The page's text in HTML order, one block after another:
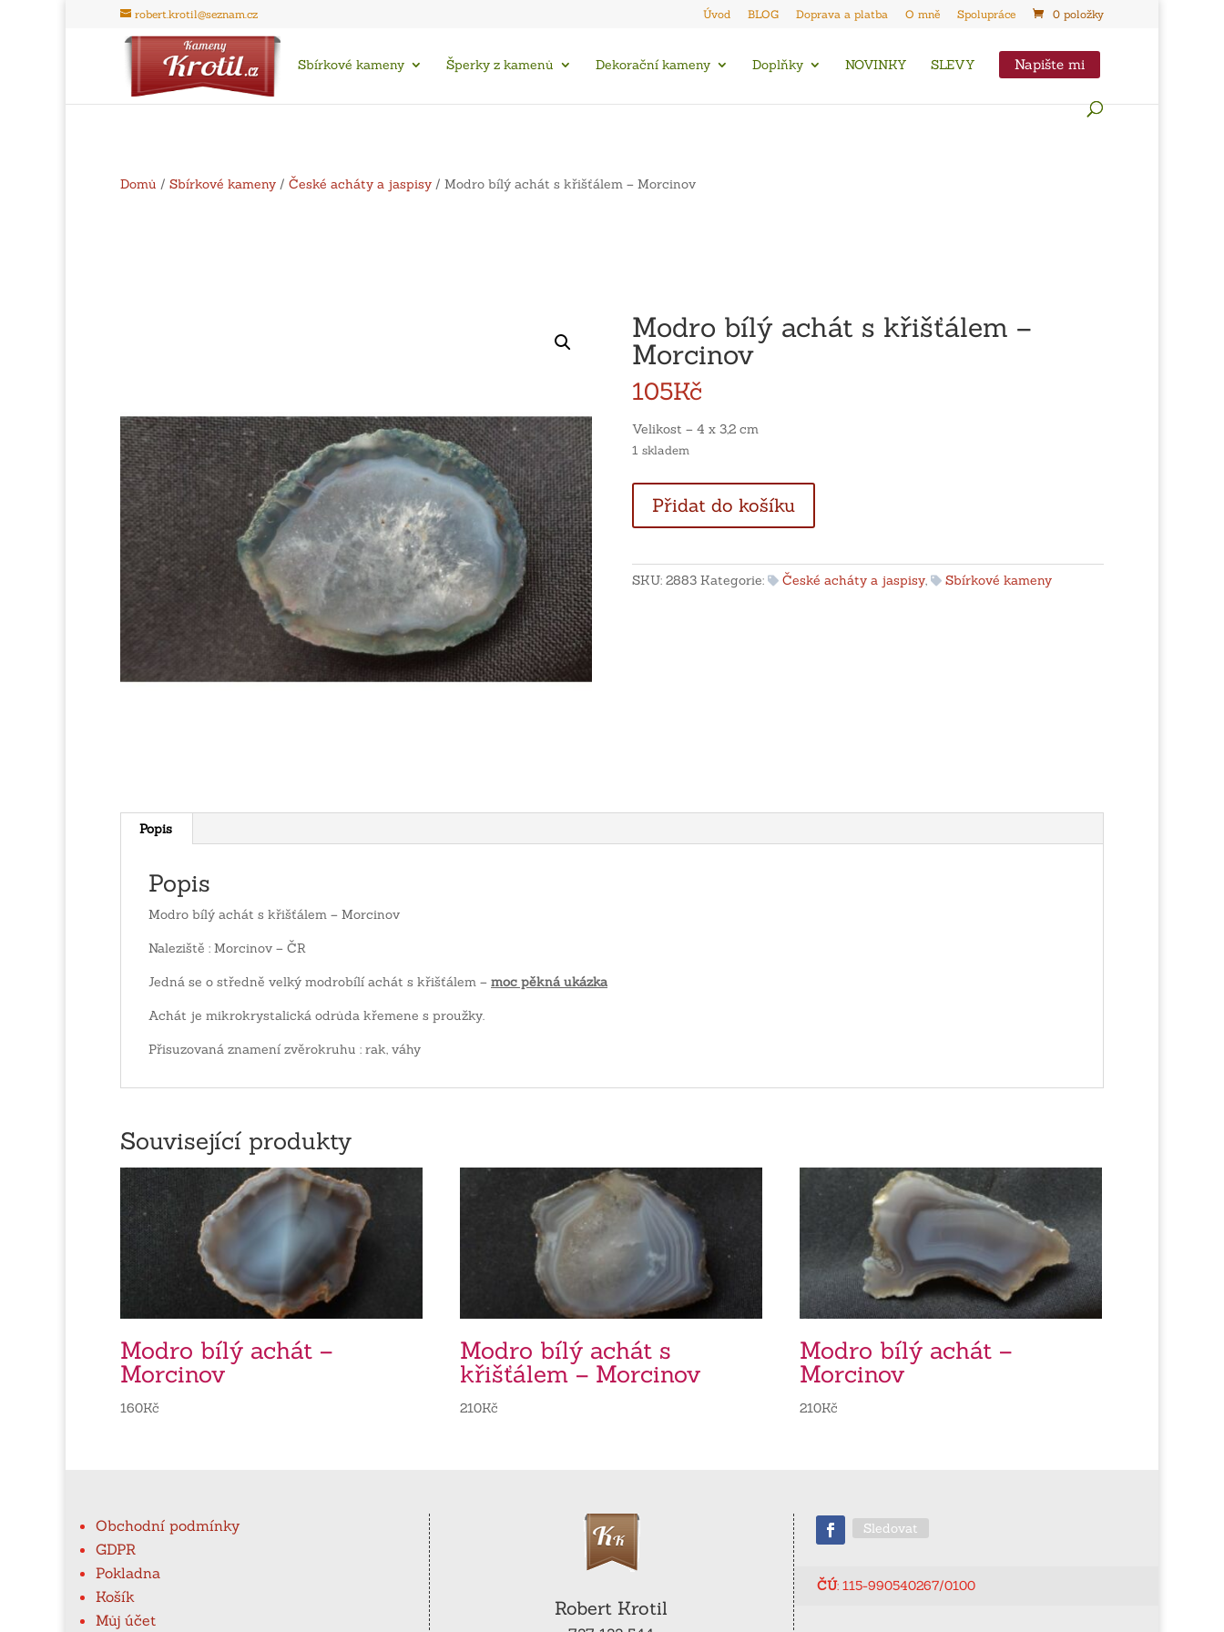
robert.krotil@seznam.cz Úvod BLOG Doprava a platba O mně Spolupráce 0 položky
Sbírkové kameny Šperky z kamenů Dekorační kameny Doplňky NOVINKY SLEVY Napište mi
Domů / Sbírkové kameny / České acháty a jaspisy / Modro bílý achát s křišťálem – Morcinov
Modro bílý achát s křišťálem –
Morcinov
105Kč
Velikost – 4 x 3,2 cm
1 skladem
bílý
achát
křišťálem
Přidat do košíku
SKU: 2883 Kategorie: České acháty a jaspisy, Sbírkové kameny
Popis
Popis
Modro bílý achát s křišťálem – Morcinov
Naleziště : Morcinov – ČR
Jedná se o středně velký modrobílí achát s křišťálem – moc pěkná ukázka
Achát je mikrokrystalická odrůda křemene s proužky.
Přisuzovaná znamení zvěrokruhu : rak, váhy
Související produkty
Modro bílý achát –
Morcinov
160Kč
Modro bílý achát s
křišťálem – Morcinov
210Kč
Modro bílý achát –
Morcinov
210Kč
Obchodní podmínky
GDPR
Pokladna
Košík
Můj účet
Robert Krotil
Sledovat
ČÚ: 115-990540267/0100